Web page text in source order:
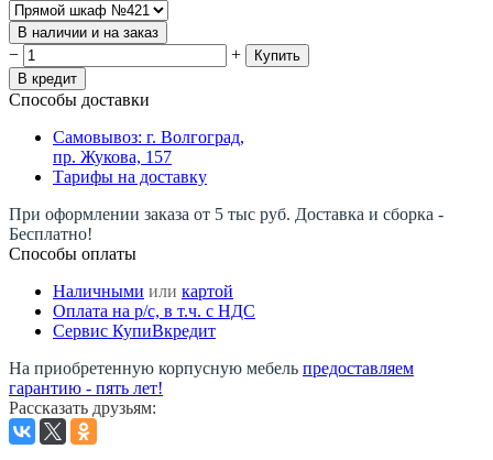
В наличии и на заказ
− +
Купить
В кредит
Способы доставки
Самовывоз: г. Волгоград,
пр. Жукова, 157
Тарифы на доставку
При оформлении заказа от 5 тыс руб. Доставка и сборка -
Бесплатно!
Способы оплаты
Наличными или картой
Оплата на р/c, в т.ч. с НДС
Сервис КупиВкредит
На приобретенную корпусную мебель предоставляем
гарантию - пять лет!
Рассказать друзьям: